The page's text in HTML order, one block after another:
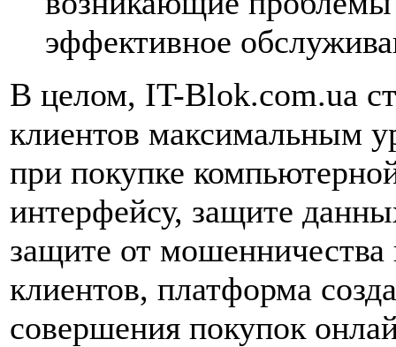
эффективное
В целом, IT-Blok.com.ua
клиентов максимальным
при покупке
интерфейсу, защите
защите от
клиентов, платформа
совершения покупок